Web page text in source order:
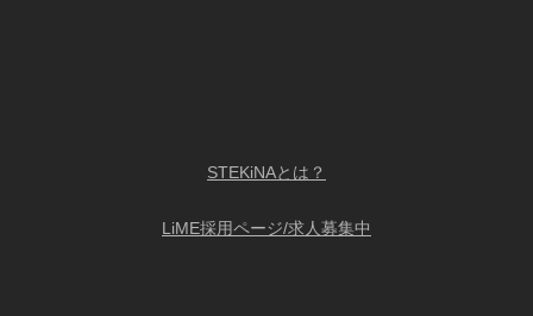
STEKiNAとは？
LiME採用ページ/求人募集中